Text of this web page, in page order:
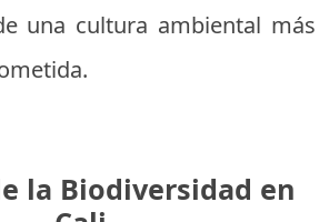
una cultura ambiental más
la Biodiversidad en